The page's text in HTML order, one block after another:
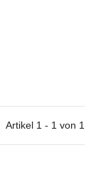
Artikel 1 - 1 von 1